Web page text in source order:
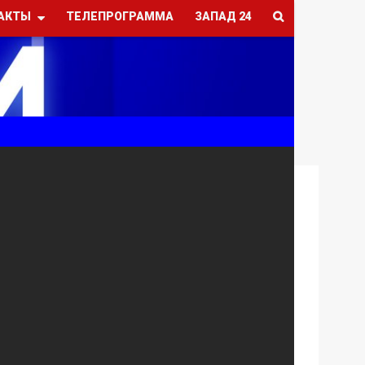
ТЕЛЕПРОГРАММА ЗАПАД 24